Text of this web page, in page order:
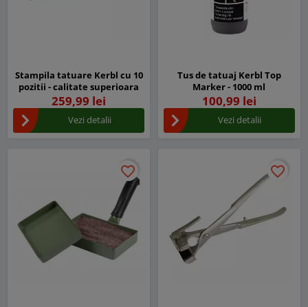
Stampila tatuare Kerbl cu 10
pozitii - calitate superioara
259,99 lei
Vezi detalii
Tus de tatuaj Kerbl Top
Marker - 1000 ml
100,99 lei
Vezi detalii
favorite_border
favorite_border favorite_border
favorite_border